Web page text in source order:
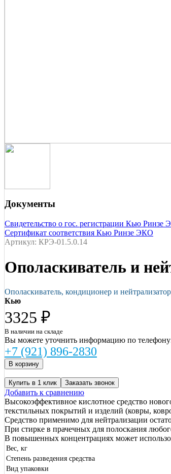
Документы
Свидетельство о гос. регистрации Кью Ринзе
Сертификат соответствия Кью Ринзе ЭКО
Артикул: КРЭ-01.5.0.14
Ополаскиватель и
Ополаскиватель, кондиционер и
Кью
3325 ₽
В наличии на складе
Вы можете уточнить информацию по
+7 (921) 896-2830
Купить в 1 клик Заказать звонок
Добавить к сравнению
Высокоэффективное кислотное средство
текстильных покрытий и изделий (ковры,
Средство применимо для нейтрализации
При стирке в прачечных для полоскания
В повышенных концентрациях может
Вес, кг
Степень разведения средства
Вид упаковки